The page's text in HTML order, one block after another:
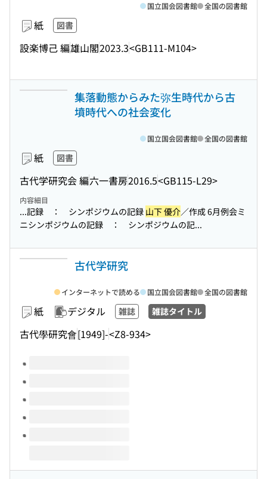
紙 図書
設楽博己 編雄山閣2023.3<GB111-M104>
国立国会図書館 全国の図書館
集落動態からみた弥生時代から古
墳時代への社会変化
紙 図書
古代学研究会 編六一書房2016.5<GB115-L29>
国立国会図書館 全国の図書館
内容細目
...記録 ： シンポジウムの記録 山下 優介／作成 6月例会ミ
ニシンポジウムの記録 ： シンポジウムの記...
古代学研究
紙 デジタル 雑誌 雑誌タイトル
古代學研究會[1949]-<Z8-934>
インターネットで読める 国立国会図書館 全国の図書館
このタイトルの巻号